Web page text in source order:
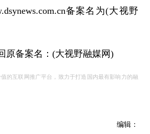
备案名为(大视野
备案名：(大视野融媒网)
的互联网推广平台，致力于打造国内最有影响力的融
编辑：